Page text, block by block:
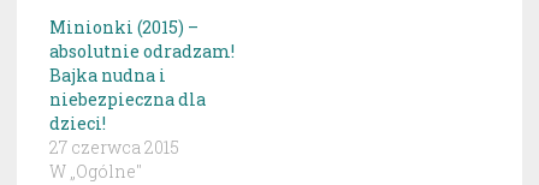
Minionki (2015) –
absolutnie odradzam!
Bajka nudna i
niebezpieczna dla
dzieci!
27 czerwca 2015
W „Ogólne"